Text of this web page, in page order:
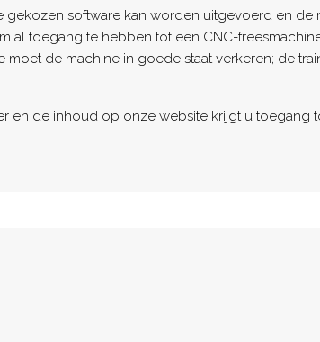
gekozen software kan worden uitgevoerd en
al toegang te hebben tot een CNC-
de machine in goede staat verkeren; de
en de inhoud op onze website krijgt u toegang